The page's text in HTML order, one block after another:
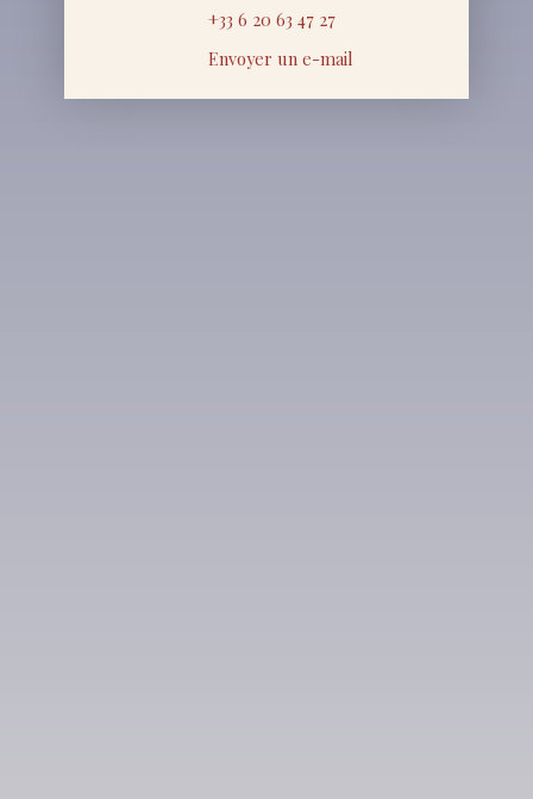
+33 6 20 63 47 27
Envoyer un e-mail